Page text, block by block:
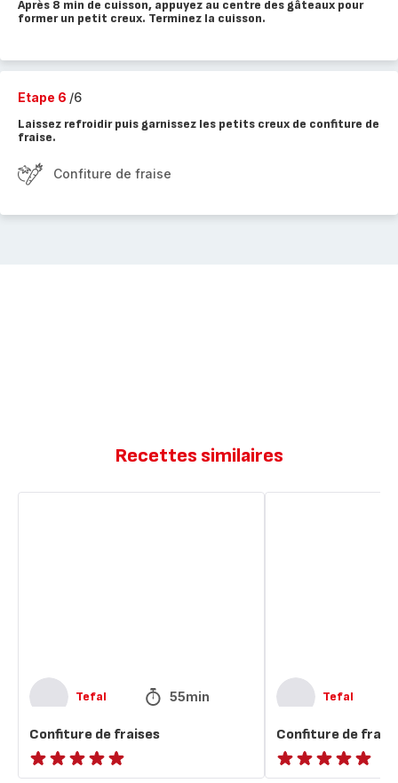
Après 8 min de cuisson, appuyez au centre des gâteaux pour
former un petit creux. Terminez la cuisson.
Etape 6 /6
Laissez refroidir puis garnissez les petits creux de confiture de
fraise.
Confiture de fraise
Recettes similaires
Tefal 55min
Confiture de fraises
ratings.NaN
Tefal
Confiture de
ratings.NaN